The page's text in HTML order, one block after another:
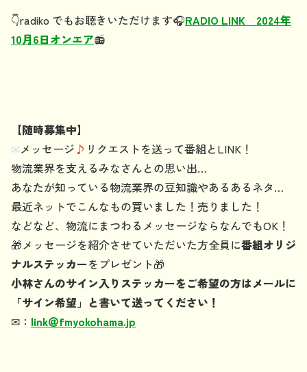
👇radiko でもお聴きいただけます🎧️RADIO LINK 2024年
10月6日オンエア📻
【随時募集中】
✉メッセージ ♪ リクエストを送って番組とLINK！
物流業界を支えるみなさんとの思い出…
あなたが知っている物流業界の豆知識やあるあるネタ…
最近ネットでこんなもの買いました！売りました！
などなど、物流にまつわるメッセージならなんでもOK！
🎁メッセージを紹介させていただいた方全員に番組オリジ
ナルステッカーをプレゼント🎁
小林さんのサイン入りステッカーをご希望の方はメールに
「サイン希望」と書いて送ってください！
✉ ： link＠fmyokohama.jp